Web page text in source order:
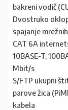
bakreni vodič
Dvostruko
spajanje
CAT 6A
10BASE-T,
Mbit/s
S/FTP ukupni
parove žica
kabela